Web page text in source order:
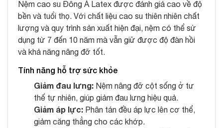
Nệm cao su Đông Á Latex được đánh giá cao về độ
bền và tuổi thọ. Với chất liệu cao su thiên nhiên chất
lượng và quy trình sản xuất hiện đại, nệm có thể sử
dụng từ 7 đến 10 năm mà vẫn giữ được độ đàn hồi
và khả năng nâng đỡ tốt.
Tính năng hỗ trợ sức khỏe
Giảm đau lưng: Nệm nâng đỡ cột sống ở tư
thế tự nhiên, giúp giảm đau lưng hiệu quả.
Giảm áp lực: Phân tán đều áp lực lên cơ thể,
giảm căng thẳng cho các khớp.